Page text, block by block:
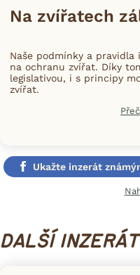
Na zvířatech
Naše podmínky a
na ochranu zvířat. Díky
legislativou, i s principy
zvířat.
Ukažte inzerát
DALŠÍ